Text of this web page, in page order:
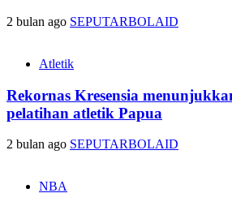
2 bulan ago SEPUTARBOLAID
Atletik
Rekornas Kresensia
pelatihan atletik Papua
2 bulan ago SEPUTARBOLAID
NBA